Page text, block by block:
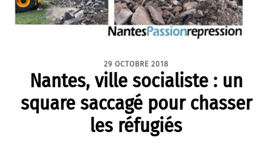
29 OCTOBRE 2018
Nantes, ville socialiste : un
square saccagé pour chasser
les réfugiés